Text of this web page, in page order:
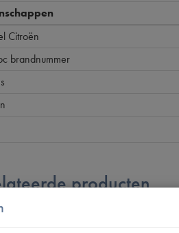
Citroën
brandnummer
producten